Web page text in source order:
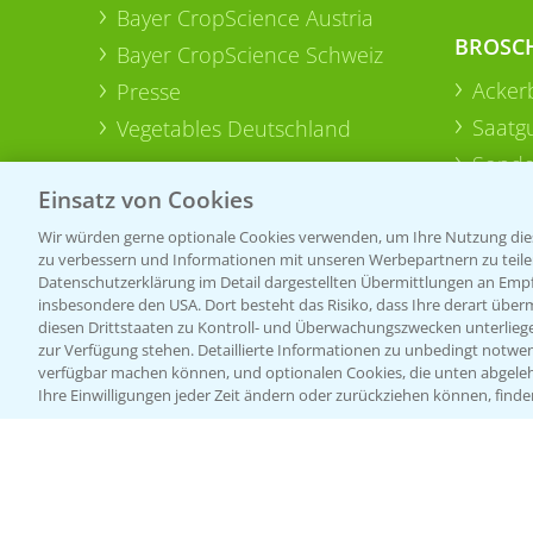
Bayer CropScience Austria
Bayer CropScience Schweiz
Presse
Vegetables Deutschland
Einsatz von Cookies
Wir würden gerne optionale Cookies verwenden, um Ihre Nutzung
zu verbessern und Informationen mit unseren Werbepartnern zu
Datenschutzerklärung im Detail dargestellten Übermittlungen an
insbesondere den USA. Dort besteht das Risiko, dass Ihre derart
diesen Drittstaaten zu Kontroll- und Überwachungszwecken
zur Verfügung stehen. Detaillierte Informationen zu unbedingt
verfügbar machen können, und optionalen Cookies, die unten
Ihre Einwilligungen jeder Zeit ändern oder zurückziehen können,